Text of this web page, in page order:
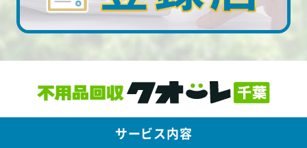
サービス内容